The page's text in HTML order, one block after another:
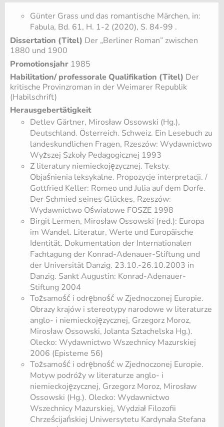
Günter Grass und das romantische Märchen, in:
Fabula, Bd. 61, H. 1-2 (2020), S. 84-99 .
Dissertation (Titel) Der „Berliner Roman” zwischen
1880 und 1900
Promotionsjahr 1985
Habilitation/ professorale Qualifikation (Titel) Der
kritische Provinzroman in der Weimarer Republik
(Habilschrift)
Herausgebertätigkeit
Detlev Gärtner, Mirosław Ossowski (Hg.),
Deutschland. Österreich. Schweiz. Ein Lesebuch zu
landeskundlichen Fragen, Rzeszów: Wydawnictwo
Wyższej Szkoły Pedagogicznej 1993
Z literatury niemieckojęzycznej. Teksty.
Objaśnienia leksykalne. Propozycje interpretacji. /
Gottfried Keller: Romeo und Julia auf dem Dorfe.
Der Schmied seines Glückes, Rzeszów:
Wydawnictwo Oświatowe FOSZE 1998
Birgit Lermen, Mirosław Ossowski (red.): Europa
im Wandel. Literatur, Werte und Europäische
Identität. Dokumentation der Internationalen
Fachtagung der Konrad-Adenauer-Stiftung und
der Universität Danzig. 23.10.-26.10.2003 in
Danzig. Sankt Augustin: Konrad-Adenauer-
Stiftung 2004
Tożsamość i odrębność w Zjednoczonej Europie.
Obrazy krajów i stereotypy narodowe w literaturze
anglo- i niemieckojęzycznej, Grzegorz Moroz,
Mirosław Ossowski, Jolanta Sztachelska Hg.).
Olecko: Wydawnictwo Wszechnicy Mazurskiej
2006 (Episteme 56)
Tożsamość i odrębność w Zjednoczonej Europie.
Motyw podróży w literaturze anglo- i
niemieckojęzycznej, Grzegorz Moroz, Mirosław
Ossowski (Hg.). Olecko: Wydawnictwo
Wszechnicy Mazurskiej, Wydział Filozofii
Chrześcijańskiej Uniwersytetu Kardynała Stefana